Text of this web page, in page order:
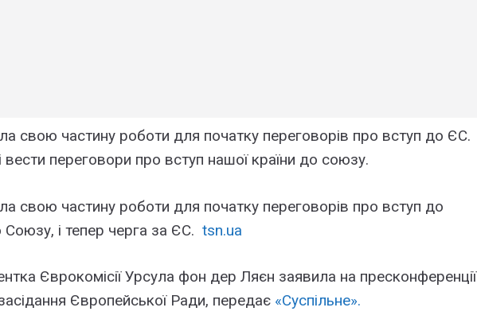
свою частину роботи для початку переговорів про вступ до ЄС.
вести переговори про вступ нашої країни до союзу.
свою частину роботи для початку переговорів про вступ до
і тепер черга за ЄС. tsn.ua
Єврокомісії Урсула фон дер Ляєн заявила на пресконференції
Європейської Ради, передає «Суспільне».